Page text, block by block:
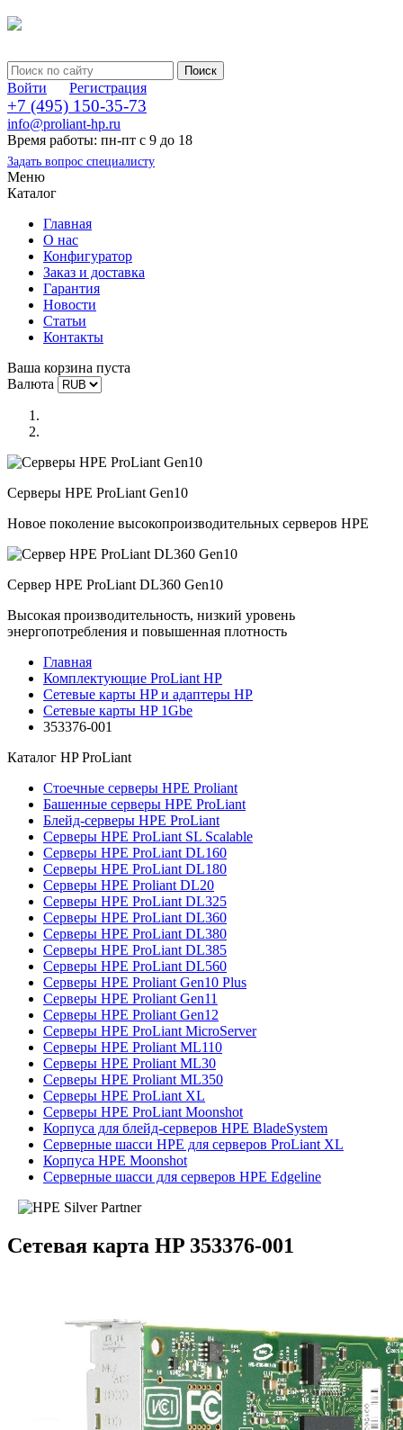
Войти Регистрация
+7 (495) 150-35-73
info@proliant-hp.ru
Время работы: пн-пт с 9 до 18
Задать вопрос специалисту
Меню
Каталог
Главная
О нас
Конфигуратор
Заказ и доставка
Гарантия
Новости
Статьи
Контакты
Ваша корзина пуста
Валюта
Серверы HPE ProLiant Gen10
Новое поколение высокопроизводительных серверов HPE
Сервер HPE ProLiant DL360 Gen10
Высокая производительность, низкий уровень
энергопотребления и повышенная плотность
Главная
Комплектующие ProLiant HP
Сетевые карты HP и адаптеры HP
Сетевые карты HP 1Gbe
353376-001
Каталог HP ProLiant
Стоечные серверы HPE Proliant
Башенные серверы HPE ProLiant
Блейд-серверы HPE ProLiant
Серверы HPE ProLiant SL Scalable
Серверы HPE ProLiant DL160
Серверы HPE ProLiant DL180
Серверы HPE Proliant DL20
Серверы HPE ProLiant DL325
Серверы HPE ProLiant DL360
Серверы HPE ProLiant DL380
Серверы HPE ProLiant DL385
Серверы HPE ProLiant DL560
Серверы HPE Proliant Gen10 Plus
Серверы HPE Proliant Gen11
Серверы HPE Proliant Gen12
Серверы HPE ProLiant MicroServer
Серверы HPE Proliant ML110
Серверы HPE Proliant ML30
Серверы HPE Proliant ML350
Серверы HPE ProLiant XL
Серверы HPE ProLiant Moonshot
Корпуса для блейд-серверов HPE BladeSystem
Серверные шасси HPE для серверов ProLiant XL
Корпуса HPE Moonshot
Серверные шасси для серверов HPE Edgeline
Сетевая карта HP 353376-001